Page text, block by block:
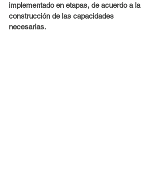
implementado en etapas, de acuerdo a la
construcción de las capacidades
necesarias.